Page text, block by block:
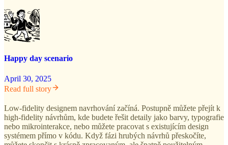
Happy day scenario
April 30, 2025
Read full story
Low-fidelity designem navrhování začíná. Postupně můžete přejít k
high-fidelity návrhům, kde budete řešit detaily jako barvy, typografie
nebo mikrointerakce, nebo můžete pracovat s existujícím design
systémem přímo v kódu. Když fázi hrubých návrhů přeskočíte,